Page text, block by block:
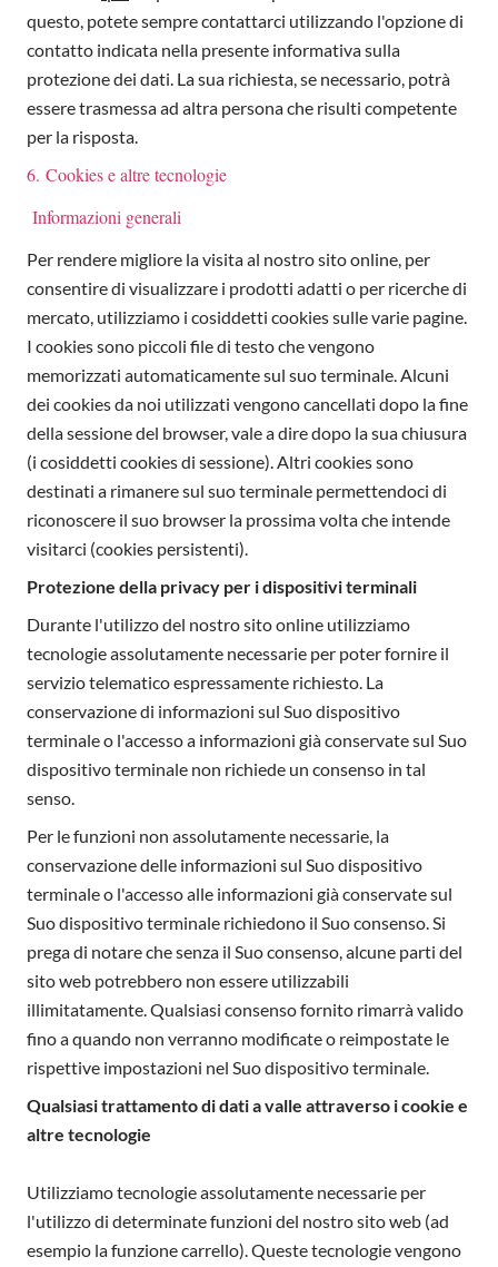
questo, potete sempre contattarci utilizzando l'opzione di
contatto indicata nella presente informativa sulla
protezione dei dati. La sua richiesta, se necessario, potrà
essere trasmessa ad altra persona che risulti competente
per la risposta.
6. Cookies e altre tecnologie
Informazioni generali
Per rendere migliore la visita al nostro sito online, per
consentire di visualizzare i prodotti adatti o per ricerche di
mercato, utilizziamo i cosiddetti cookies sulle varie pagine.
I cookies sono piccoli file di testo che vengono
memorizzati automaticamente sul suo terminale. Alcuni
dei cookies da noi utilizzati vengono cancellati dopo la fine
della sessione del browser, vale a dire dopo la sua chiusura
(i cosiddetti cookies di sessione). Altri cookies sono
destinati a rimanere sul suo terminale permettendoci di
riconoscere il suo browser la prossima volta che intende
visitarci (cookies persistenti).
Protezione della privacy per i dispositivi terminali
Durante l'utilizzo del nostro sito online utilizziamo
tecnologie assolutamente necessarie per poter fornire il
servizio telematico espressamente richiesto. La
conservazione di informazioni sul Suo dispositivo
terminale o l'accesso a informazioni già conservate sul Suo
dispositivo terminale non richiede un consenso in tal
senso.
Per le funzioni non assolutamente necessarie, la
conservazione delle informazioni sul Suo dispositivo
terminale o l'accesso alle informazioni già conservate sul
Suo dispositivo terminale richiedono il Suo consenso. Si
prega di notare che senza il Suo consenso, alcune parti del
sito web potrebbero non essere utilizzabili
illimitatamente. Qualsiasi consenso fornito rimarrà valido
fino a quando non verranno modificate o reimpostate le
rispettive impostazioni nel Suo dispositivo terminale.
Qualsiasi trattamento di dati a valle attraverso i cookie e
altre tecnologie
Utilizziamo tecnologie assolutamente necessarie per
l'utilizzo di determinate funzioni del nostro sito web (ad
esempio la funzione carrello). Queste tecnologie vengono